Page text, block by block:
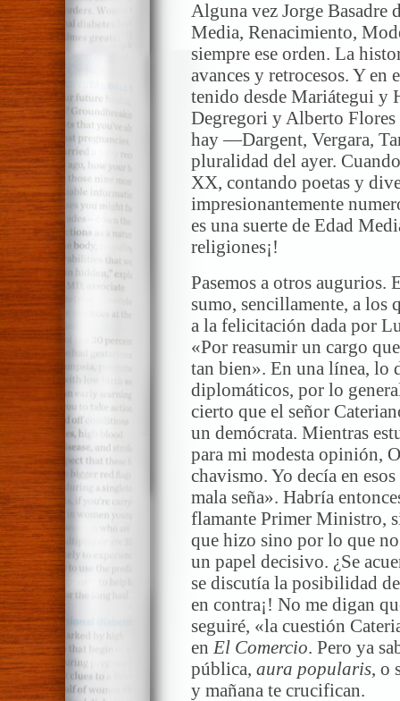
Alguna vez Jorge
Media, Renacimiento,
siempre ese orden. La
avances y retrocesos. Y en
tenido desde Mariátegui y
Degregori y Alberto
hay —Dargent, Vergara,
pluralidad del ayer.
XX, contando poetas y
impresionantemente
es una suerte de Edad
religiones¡!
Pasemos a otros augurios.
sumo, sencillamente, a los
a la felicitación dada por
«Por reasumir un cargo
tan bien». En una línea, lo
diplomáticos, por lo
cierto que el señor
un demócrata. Mientras
para mi modesta opinión,
chavismo. Yo decía en
mala seña». Habría
flamante Primer Ministro,
que hizo sino por lo que
un papel decisivo. ¿Se
se discutía la posibilidad
en contra¡! No me digan
seguiré, «la cuestión
en El Comercio. Pero ya
pública, aura popularis, o
y mañana te crucifican.